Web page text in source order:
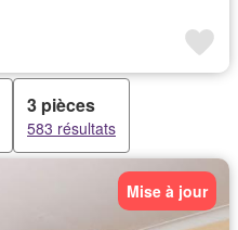
3 pièces
583 résultats
Mise à jour